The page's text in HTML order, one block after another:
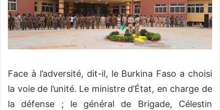
Face à l’adversité, dit-il, le Burkina Faso a choisi
la voie de l’unité. Le ministre d’État, en charge de
la défense ; le général de Brigade, Célestin